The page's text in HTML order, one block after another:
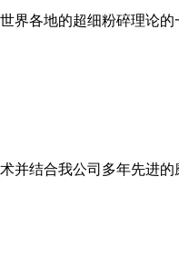
各地的超细粉碎理论
结合我公司多年先进